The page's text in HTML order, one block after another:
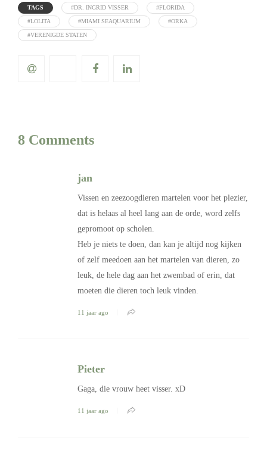
TAGS #DR. INGRID VISSER #FLORIDA
#LOLITA #MIAMI SEAQUARIUM #ORKA
#VERENIGDE STATEN
8 Comments
jan
Vissen en zeezoogdieren martelen voor het plezier,
dat is helaas al heel lang aan de orde, word zelfs
gepromoot op scholen.
Heb je niets te doen, dan kan je altijd nog kijken
of zelf meedoen aan het martelen van dieren, zo
leuk, de hele dag aan het zwembad of erin, dat
moeten die dieren toch leuk vinden.
11 jaar ago
Pieter
Gaga, die vrouw heet visser. xD
11 jaar ago